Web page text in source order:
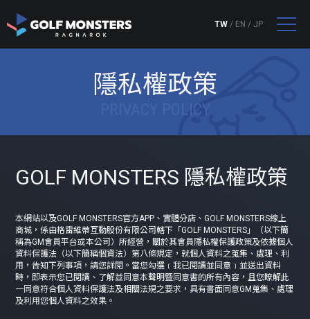
TW / EN / JP
隱私權政策
PRIVACY POLICY
GOLF MONSTERS 隱私權政策
本網站以及GOLF MONSTERS官方APP、實體分店、GOLF MONSTERS線上
商城，係由格雷維蒂互動股份有限公司轄下「GOLF MONSTERS」（以下簡
稱為GM會員平台或本公司）所經營，關於其會員隱私權保護政策及依據個人
資料保護法（以下簡稱個資法）第八條規定，就個人資料之蒐集、處理、利
用，告知下列事項，請您詳閱。當您勾選﹝我已閱讀並同意﹞並送出資料
時，即表示您已閱讀、了解並同意本聲明暨同意書的所有內容，且您瞭解此
一同意符合個人資料保護法及相關法規之要求，具有書面同意GM蒐集、處理
及利用您個人資料之效果。